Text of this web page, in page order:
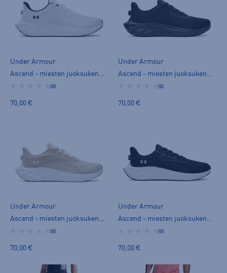
Under Armour
Ascend - miesten juoksukengät
(0)
70,00 €
Under Armour
Ascend - miesten juoksukengät
(0)
70,00 €
Under Armour
Ascend - miesten juoksukengät
(0)
70,00 €
Under Armour
Ascend - miesten juoksukengät
(0)
70,00 €